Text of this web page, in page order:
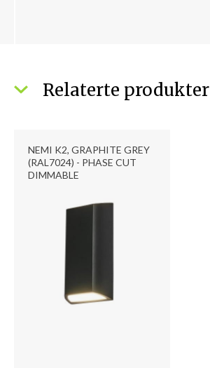
Relaterte produkter
NEMI K2, GRAPHITE GREY
(RAL7024) - PHASE CUT
DIMMABLE